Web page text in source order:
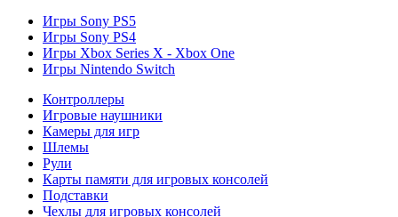
Игры Sony PS5
Игры Sony PS4
Игры Xbox Series X - Xbox One
Игры Nintendo Switch
Контроллеры
Игровые наушники
Камеры для игр
Шлемы
Рули
Карты памяти для игровых консолей
Подставки
Чехлы для игровых консолей